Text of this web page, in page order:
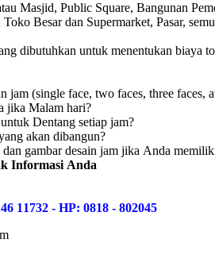
Masjid, Public Square, Bangunan
Besar dan Supermarket, Pasar,
dibutuhkan untuk menentukan biaya
jam (single face, two faces, three faces,
jika Malam hari?
Dentang setiap jam?
akan dibangun?
gambar desain jam jika Anda
Informasi Anda
11732 - HP: 0818 - 802045